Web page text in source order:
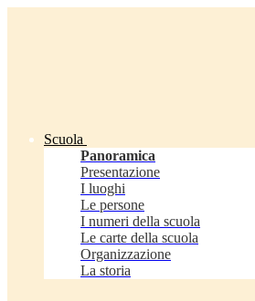
Scuola
Panoramica
Presentazione
I luoghi
Le persone
I numeri della scuola
Le carte della scuola
Organizzazione
La storia